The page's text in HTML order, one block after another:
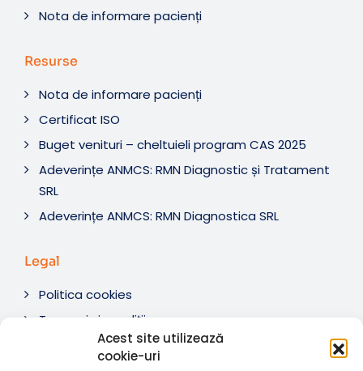
Acest site utilizează
cookie-uri
Nota de informare pacienți
Resurse
Nota de informare pacienți
Certificat ISO
Buget venituri – cheltuieli program CAS 2025
Adeverințe ANMCS: RMN Diagnostic și Tratament
SRL
Adeverințe ANMCS: RMN Diagnostica SRL
Legal
Politica cookies
Termeni si condiții
Soluționare litigii